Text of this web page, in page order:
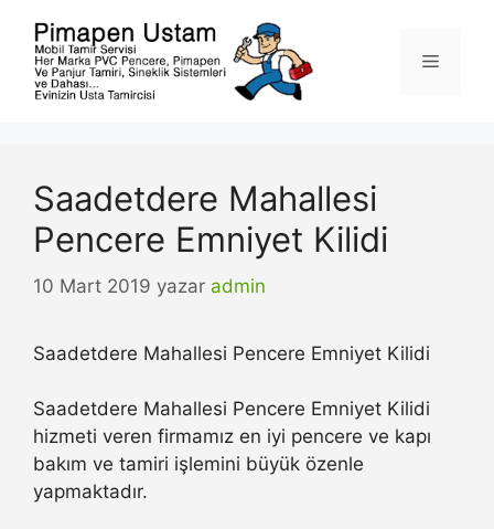
Menü
Saadetdere Mahallesi
Pencere Emniyet Kilidi
10 Mart 2019 yazar admin
Saadetdere Mahallesi Pencere Emniyet Kilidi
Saadetdere Mahallesi Pencere Emniyet Kilidi
hizmeti veren firmamız en iyi pencere ve kapı
bakım ve tamiri işlemini büyük özenle
yapmaktadır.